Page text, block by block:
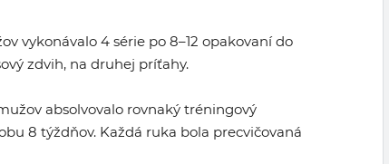
vykonávalo 4 série po 8–12 opakovaní do
zdvih, na druhej príťahy.
absolvovalo rovnaký tréningový
8 týždňov. Každá ruka bola precvičovaná